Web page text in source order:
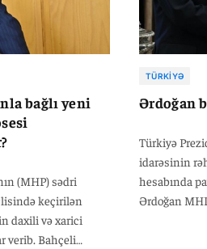
bağlı yeni
(MHP) sədri
keçirilən
daxili və xarici
Bahçeli
TÜRKIYƏ
Ərdoğan
Türkiyə
idarəsinin
hesabında
Ərdoğan